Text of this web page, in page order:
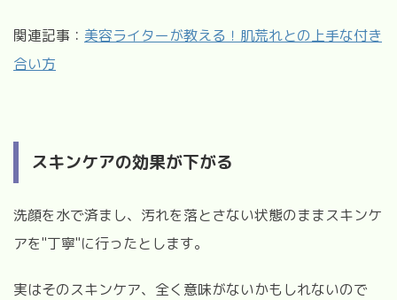
関連記事： 美容ライターが教える！肌荒れとの上手な付き
合い方
スキンケアの効果が下がる
洗顔を水で済まし、汚れを落とさない状態のままスキンケ
アを"丁寧"に行ったとします。
実はそのスキンケア、全く意味がないかもしれないので